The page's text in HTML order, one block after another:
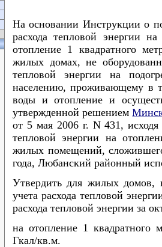
На основании Инструкции о
расхода тепловой энергии
отопление 1 квадратного
жилых домах, не
тепловой энергии на
населению, проживающему в
воды и отопление и
утвержденной решением
от 5 мая 2006 г. N 431, исходя
тепловой энергии на
жилых помещений,
года, Любанский районный
Утвердить для жилых домов,
учета расхода тепловой
расхода тепловой энергии за
на отопление 1
Гкал/кв.м.